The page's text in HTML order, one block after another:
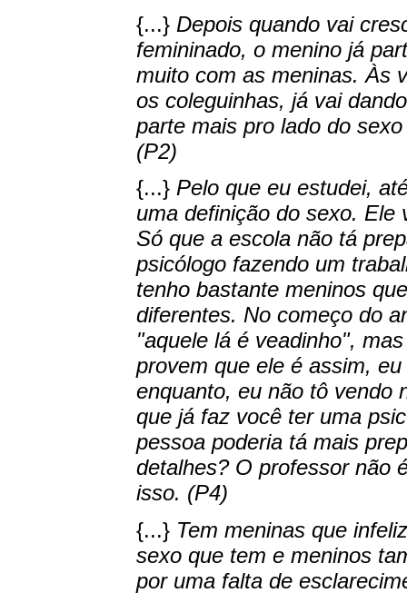
{...} Depois quando vai
femininado, o menino já
muito com as meninas. Às
os coleguinhas, já vai
parte mais pro lado do
(P2)
{...} Pelo que eu estudei,
uma definição do sexo. Ele
Só que a escola não tá
psicólogo fazendo um
tenho bastante meninos
diferentes. No começo do
"aquele lá é veadinho",
provem que ele é assim,
enquanto, eu não tô vendo
que já faz você ter uma
pessoa poderia tá mais
detalhes? O professor não
isso. (P4)
{...} Tem meninas que
sexo que tem e meninos
por uma falta de